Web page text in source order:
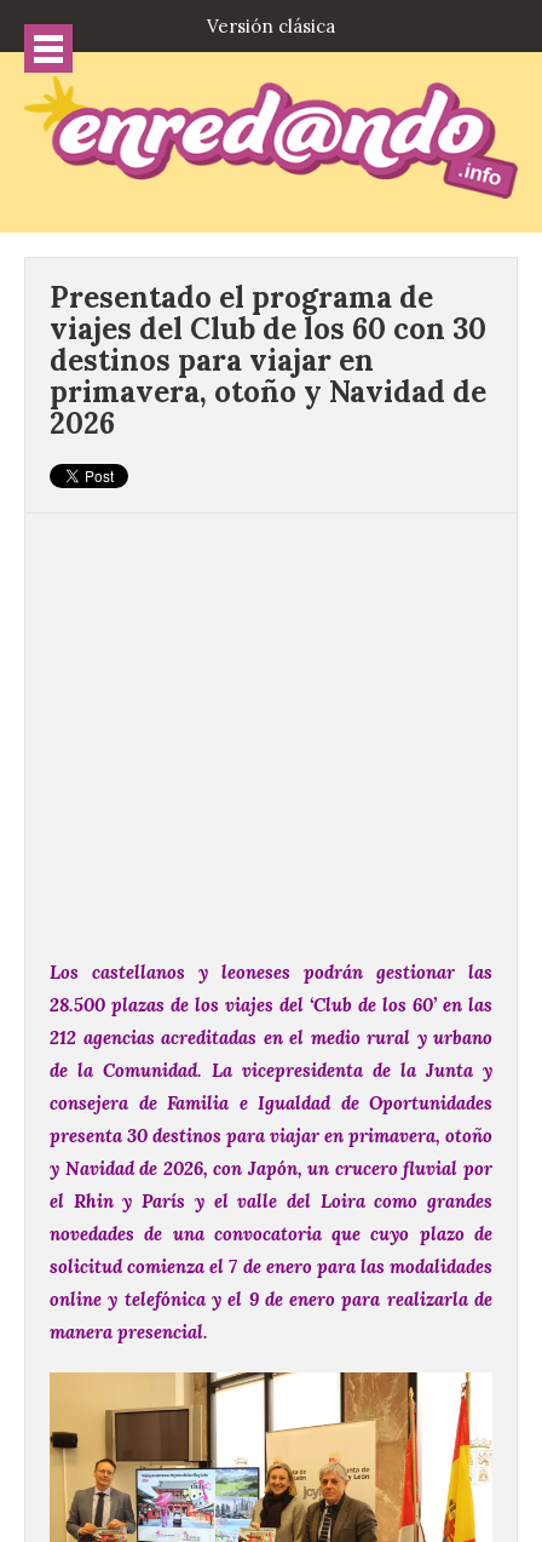
Versión clásica
Presentado el programa de
viajes del Club de los 60 con 30
destinos para viajar en
primavera, otoño y Navidad de
2026
Los castellanos y leoneses podrán gestionar las
28.500 plazas de los viajes del ‘Club de los 60’ en las
212 agencias acreditadas en el medio rural y urbano
de la Comunidad. La vicepresidenta de la Junta y
consejera de Familia e Igualdad de Oportunidades
presenta 30 destinos para viajar en primavera, otoño
y Navidad de 2026, con Japón, un crucero fluvial por
el Rhin y París y el valle del Loira como grandes
novedades de una convocatoria que cuyo plazo de
solicitud comienza el 7 de enero para las modalidades
online y telefónica y el 9 de enero para realizarla de
manera presencial.